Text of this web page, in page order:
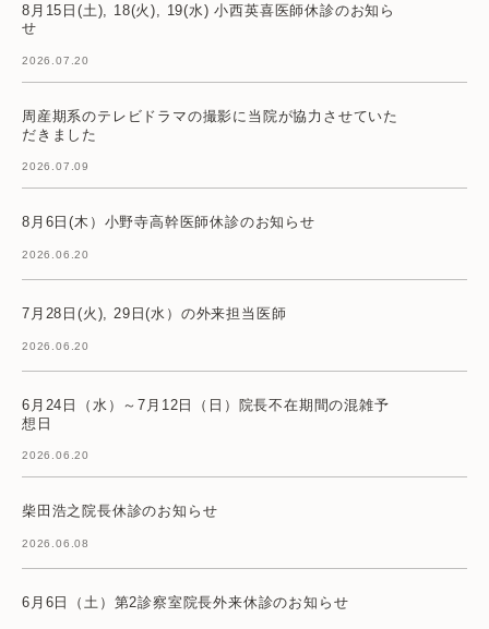
8月15日(土), 18(火), 19(水) 小西英喜医師休診のお知ら
せ
2026.07.20
周産期系のテレビドラマの撮影に当院が協力させていた
だきました
2026.07.09
8月6日(木）小野寺高幹医師休診のお知らせ
2026.06.20
7月28日(火), 29日(水）の外来担当医師
2026.06.20
6月24日（水）～7月12日（日）院長不在期間の混雑予
想日
2026.06.20
柴田浩之院長休診のお知らせ
2026.06.08
6月6日（土）第2診察室院長外来休診のお知らせ